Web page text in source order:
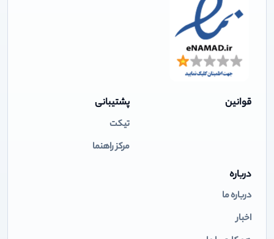
قوانین پشتیبانی
تیکت
مرکز راهنما
درباره
درباره ما
اخبار